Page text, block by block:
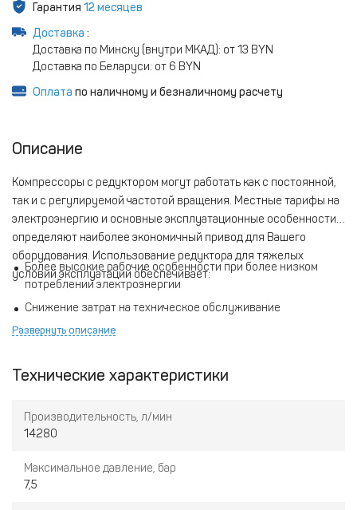
Гарантия 12 месяцев
Доставка :
Доставка по Минску (внутри МКАД): от 13 BYN
Доставка по Беларуси: от 6 BYN
Оплата по наличному и безналичному расчету
Описание
Компрессоры с редуктором могут работать как с постоянной,
так и с регулируемой частотой вращения. Местные тарифы на
электроэнергию и основные эксплуатационные особенности
определяют наиболее экономичный привод для Вашего
оборудования. Использование редуктора для тяжелых
условий эксплуатации обеспечивает:
Более высокие рабочие особенности при более низком
потреблении электроэнергии
Снижение затрат на техническое обслуживание
Отсутствие потерь в приводе
Развернуть описание
Технические характеристики
Производительность, л/мин
14280
Максимальное давление, бар
7,5